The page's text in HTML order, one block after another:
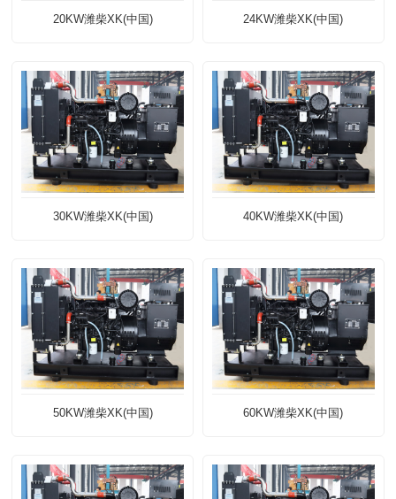
20KW潍柴XK(中国) 24KW潍柴XK(中国)
30KW潍柴XK(中国) 40KW潍柴XK(中国)
50KW潍柴XK(中国) 60KW潍柴XK(中国)